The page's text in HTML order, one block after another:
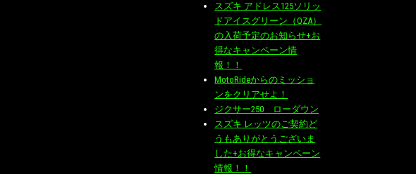
スズキ アドレス125ソリッ
ドアイスグリーン（QZA）
の入荷予定のお知らせ+お
得なキャンペーン情
報！！
MotoRideからのミッショ
ンをクリアせよ！
ジクサー250 ローダウン
スズキ レッツのご契約ど
うもありがとうございま
した+お得なキャンペーン
情報！！